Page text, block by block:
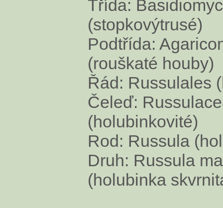
Třída:
(stopkovýtrusé)
Podtřída:
(rouškaté houby)
Řád: Russulales
Čeleď:
(holubinkovité)
Rod: Russula
Druh: Russula
(holubinka